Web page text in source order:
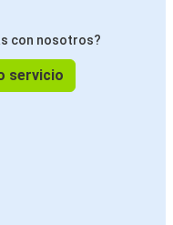
con nosotros?
servicio